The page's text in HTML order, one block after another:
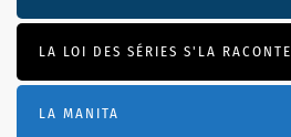
LA LOI DES SÉRIES S'LA RACONTE
LA MANITA